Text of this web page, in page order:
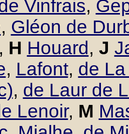
Vinfrais,
, Gléon de
, H Houard , J
, Lafont, de
, de Laur de
Lenoir, M